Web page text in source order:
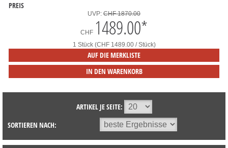
PREIS
UVP: CHF 1870.00
CHF 1489.00*
1 Stück (CHF 1489.00 / Stück)
AUF DIE MERKLISTE
IN DEN WARENKORB
ARTIKEL JE SEITE:
SORTIEREN NACH: